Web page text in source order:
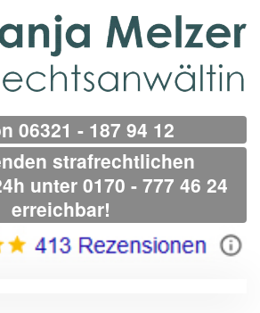
06321 - 187 94 12
strafrechtlichen
unter 0170 - 777 46 24
erreichbar!